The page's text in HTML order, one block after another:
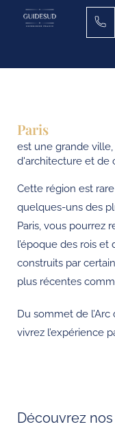
Paris
est une grande
d'architecture et de
Cette région est
quelques-uns des
Paris, vous pourrez
l’époque des rois
construits par
plus récentes
Du sommet de
vivrez l’expérience
Découvrez